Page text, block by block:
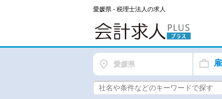
愛媛県 - 税理士法人の求人
愛媛県